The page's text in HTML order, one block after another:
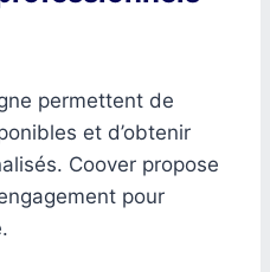
permettent de
et d’obtenir
Coover propose
pour